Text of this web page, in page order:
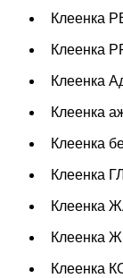
Клеенка
Клеенка
Клеенка
Клеенка
Клеенка
Клеенка
Клеенка
Клеенка
Клеенка